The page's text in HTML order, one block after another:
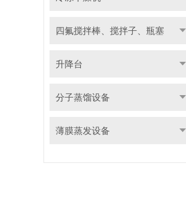
四氟搅拌棒、搅拌子、瓶塞
升降台
分子蒸馏设备
薄膜蒸发设备